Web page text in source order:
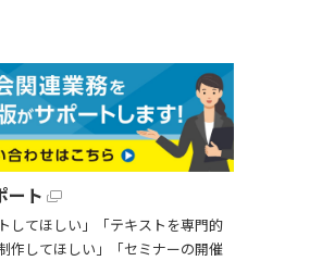
ート
してほしい」「テキストを専門的
作してほしい」「セミナーの開催